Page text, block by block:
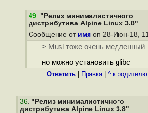
49. "Релиз минималистичного
дистрибутива Alpine Linux 3.8"
Сообщение от имя on 28-Июн-18,
> Musl тоже очень медленный
но можно установить glibc
Ответить Правка| ^ к
36. "Релиз минималистичного
дистрибутива Alpine Linux 3.8"